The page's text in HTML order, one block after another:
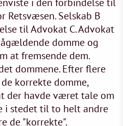
Retsvæsen. Selskab B
til Advokat C. Advokat
domme og
at fremsende dem.
dommene. Efter flere
korrekte domme,
der havde været tale om
i stedet til to helt andre
de "korrekte".